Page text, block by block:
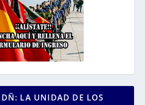
LA UNIDAD DE LOS